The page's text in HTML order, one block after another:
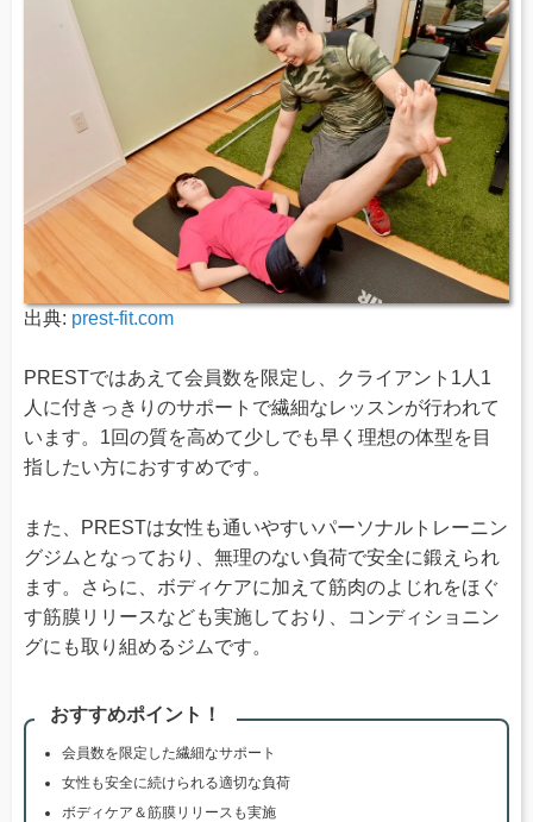
出典: prest-fit.com
PRESTではあえて会員数を限定し、クライアント1人1
人に付きっきりのサポートで繊細なレッスンが行われて
います。1回の質を高めて少しでも早く理想の体型を目
指したい方におすすめです。
また、PRESTは女性も通いやすいパーソナルトレーニン
グジムとなっており、無理のない負荷で安全に鍛えられ
ます。さらに、ボディケアに加えて筋肉のよじれをほぐ
す筋膜リリースなども実施しており、コンディショニン
グにも取り組めるジムです。
おすすめポイント！
会員数を限定した繊細なサポート
女性も安全に続けられる適切な負荷
ボディケア＆筋膜リリースも実施